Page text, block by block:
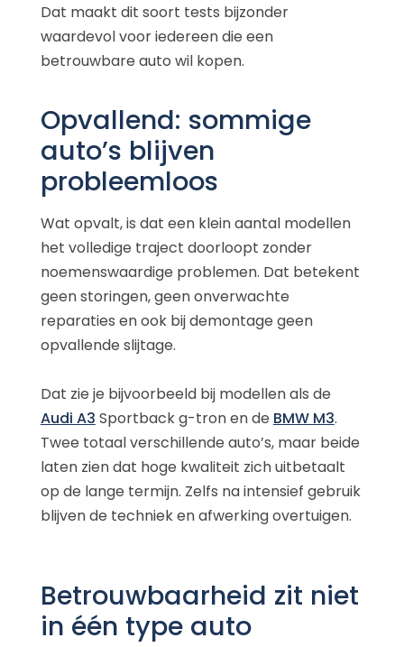
Dat maakt dit soort tests bijzonder
waardevol voor iedereen die een
betrouwbare auto wil kopen.
Opvallend: sommige
auto’s blijven
probleemloos
Wat opvalt, is dat een klein aantal modellen
het volledige traject doorloopt zonder
noemenswaardige problemen. Dat betekent
geen storingen, geen onverwachte
reparaties en ook bij demontage geen
opvallende slijtage.
Dat zie je bijvoorbeeld bij modellen als de
Audi A3 Sportback g-tron en de BMW M3.
Twee totaal verschillende auto’s, maar beide
laten zien dat hoge kwaliteit zich uitbetaalt
op de lange termijn. Zelfs na intensief gebruik
blijven de techniek en afwerking overtuigen.
Betrouwbaarheid zit niet
in één type auto